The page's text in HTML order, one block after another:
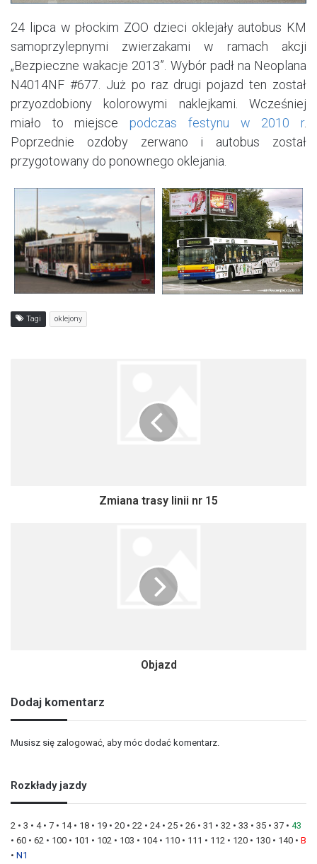
24 lipca w płockim ZOO dzieci oklejały autobus KM
samoprzylepnymi zwierzakami w ramach akcji
„Bezpieczne wakacje 2013”. Wybór padł na Neoplana
N4014NF #677. Już po raz drugi pojazd ten został
przyozdobiony kolorowymi naklejkami. Wcześniej
miało to miejsce podczas festynu w 2010 r.
Poprzednie ozdoby zerwano i autobus został
przygotowany do ponownego oklejania.
Tagi oklejony
Zmiana trasy linii nr 15
Objazd
Dodaj komentarz
Musisz się zalogować, aby móc dodać komentarz.
Rozkłady jazdy
2 • 3 • 4• 7 • 14• 18 • 19 • 20 • 22 • 24• 25 • 26 • 31 • 32 • 33 • 35 • 37 • 43
• 60 • 62 • 100 • 101 • 102 • 103 • 104• 110 • 111 • 112 • 120 • 130 • 140 • B
• N1